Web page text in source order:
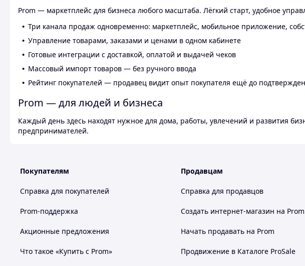
Prom — маркетплейс для бизнеса любого масштаба. Лёгкий старт, удобное
Три канала продаж одновременно: маркетплейс, мобильное приложение,
Управление товарами, заказами и ценами в одном кабинете
Готовые интеграции с доставкой, оплатой и выдачей чеков
Массовый импорт товаров — без ручного ввода
Рейтинг покупателей — продавец видит опыт покупателя ещё до
Prom — для людей и бизнеса
Каждый день здесь находят нужное для дома, работы, увлечений и развития
предпринимателей.
Покупателям
Справка для покупателей
Prom-поддержка
Акционные предложения
Что такое «Купить с Prom»
Продавцам
Справка для продавцов
Создать интернет-магазин на Prom
Начать продавать на Prom
Продвижение в Каталоге ProSale